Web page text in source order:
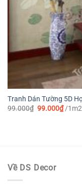
Tranh Dán Tường 5D
99.000₫ Giá
99.000₫Giá
hiện
/1m2
Về DS Decor